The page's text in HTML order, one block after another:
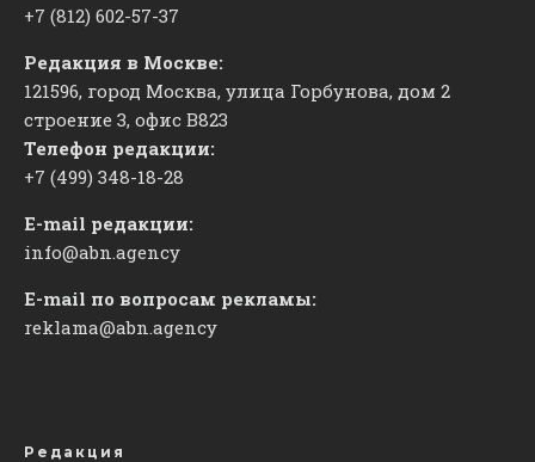
+7 (812) 602-57-37
Редакция в Москве:
121596, город Москва, улица Горбунова, дом 2
строение 3, офис ​В823
Телефон редакции:
+7 (499) 348-18-28
E-mail редакции:
info@abn.agency
E-mail по вопросам рекламы:
reklama@abn.agency
Редакция